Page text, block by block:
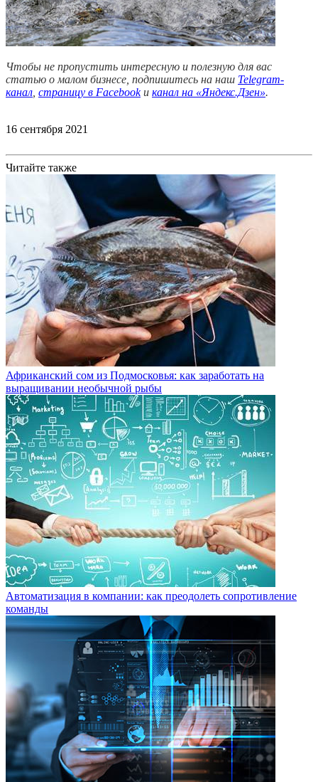
Чтобы не пропустить интересную и полезную для вас
статью о малом бизнесе, подпишитесь на наш Telegram-
канал страницу в Facebookи канал на «Яндекс.Дзен».
16 сентября 2021
Читайте также
Африканский сом из Подмосковья: как заработать на
выращивании необычной рыбы
Автоматизация в компании: как преодолеть сопротивление
команды